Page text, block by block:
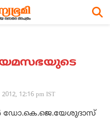
12:16 pm IST
ഡോ.കെ.ജെ.യേശുദാസ്